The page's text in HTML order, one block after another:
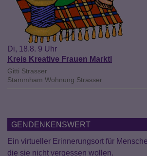
Di, 18.8. 9 Uhr
Kreis Kreative Frauen Marktl
Gitti Strasser
Stammham Wohnung Strasser
GENDENKENSWERT
Ein virtueller Erinnerungsort für
die sie nicht vergessen wollen.